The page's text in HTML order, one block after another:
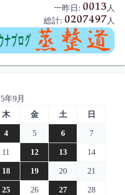
一昨日:
人
総計:
人
年9月
木 金 土 日
4 5 6 7
11 12 13 14
18 19 20 21
25 26 27 28